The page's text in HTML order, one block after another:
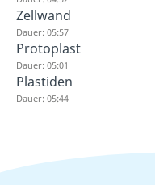
Zellwand
Dauer: 05:57
Protoplast
Dauer: 05:01
Plastiden
Dauer: 05:44